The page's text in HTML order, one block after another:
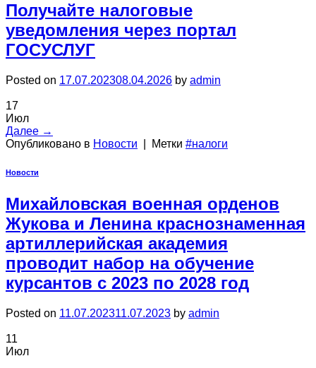
Получайте налоговые
уведомления через портал
ГОСУСЛУГ
Posted on 17.07.202308.04.2026 by admin
17
Июл
Далее →
Опубликовано в Новости Метки #налоги
Новости
Михайловская военная орденов
Жукова и Ленина краснознаменная
артиллерийская академия
проводит набор на обучение
курсантов с 2023 по 2028 год
Posted on 11.07.202311.07.2023 by admin
11
Июл